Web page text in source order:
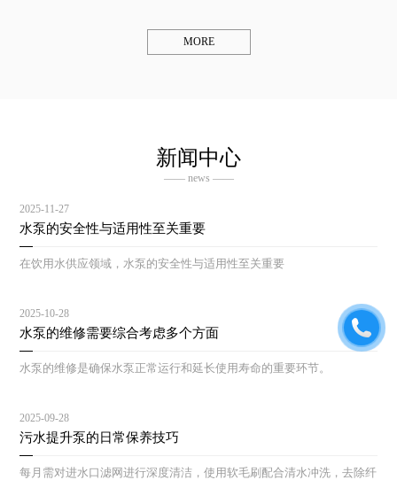
MORE
新闻中心
—— news ——
2025-11-27
水泵的安全性与适用性至关重要
在饮用水供应领域，水泵的安全性与适用性至关重要
2025-10-28
水泵的维修需要综合考虑多个方面
水泵的维修是确保水泵正常运行和延长使用寿命的重要环节。
2025-09-28
污水提升泵的日常保养技巧
每月需对进水口滤网进行深度清洁，使用软毛刷配合清水冲洗，去除纤